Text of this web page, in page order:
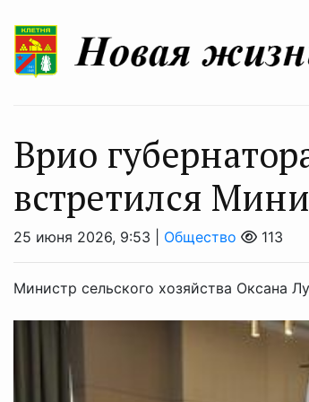
Врио
встретился
25 июня 2026, 9:53 | Общество 113
Министр сельского хозяйства Оксана